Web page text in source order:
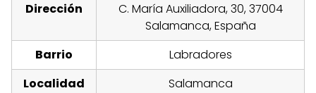
Dirección
C. María Auxiliadora, 30, 37004
Salamanca, España
Barrio
Labradores
Localidad
Salamanca